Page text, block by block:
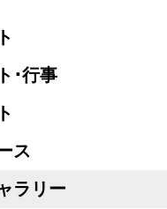
･行事
ス
ラリー